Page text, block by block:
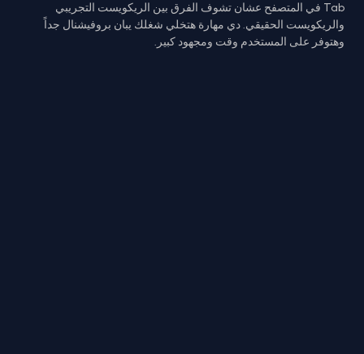
Tab في المتصفح عشان تشوف الفرق بين الريكويست التجريبي
والريكويست الحقيقي. دي مهارة هتخلي شغلك يبان بروفيشنال جداً
وهتوفر على المستخدم وقت ومجهود كبير.